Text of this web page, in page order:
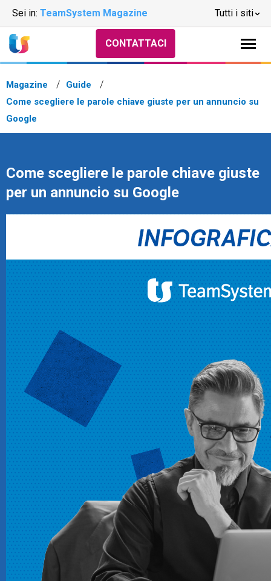
Sei in: TeamSystem Magazine Tutti i siti
CRM
Ecommerce
Email Marketing
Fatturazione
Financial Solutions
HR
Trust Services
TeamSystem Corporate
TeamSystem Store
CONTATTACI
Magazine
Guide
Come scegliere le parole chiave giuste per un annuncio su
Google
Come scegliere le parole chiave giuste
per un annuncio su Google